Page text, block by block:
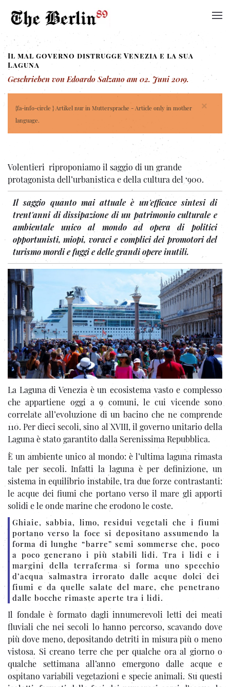
Il mal governo distrugge Venezia e la sua
Laguna
Geschrieben von Edoardo Salzano am 02. Juni 2019.
×
{fa-info-circle } Artikel nur in Muttersprache - Article only in mother
language.
Volentieri riproponiamo il saggio di un grande
protagonista dell’urbanistica e della cultura del ‘900.
Il saggio quanto mai attuale è un'efficace sintesi di
trent'anni di dissipazione di un patrimonio culturale e
ambientale unico al mondo ad opera di politici
opportunisti, miopi, voraci e complici dei promotori del
turismo mordi e fuggi e delle grandi opere inutili.
La Laguna di Venezia è un ecosistema vasto e complesso
che appartiene oggi a 9 comuni, le cui vicende sono
correlate all’evoluzione di un bacino che ne comprende
110. Per dieci secoli, sino al XVIII, il governo unitario della
Laguna è stato garantito dalla Serenissima Repubblica.
È un ambiente unico al mondo: è l’ultima laguna rimasta
tale per secoli. Infatti la laguna è per definizione, un
sistema in equilibrio instabile, tra due forze contrastanti:
le acque dei fiumi che portano verso il mare gli apporti
solidi e le onde marine che erodono le coste.
Ghiaie, sabbia, limo, residui vegetali che i fiumi
portano verso la foce si depositano assumendo la
forma di lunghe “barre” semi sommerse che, poco
a poco generano i più stabili lidi. Tra i lidi e i
margini della terraferma si forma uno specchio
d’acqua salmastra irrorato dalle acque dolci dei
fiumi e da quelle salate del mare, che penetrano
dalle bocche rimaste aperte tra i lidi.
Il fondale è formato dagli innumerevoli letti dei meati
fluviali che nei secoli lo hanno percorso, scavando dove
più dove meno, depositando detriti in misura più o meno
vistosa. Si creano terre che per qualche ora al giorno o
qualche settimana all’anno emergono dalle acque e
ospitano variabili vegetazioni e specie animali. Su questi